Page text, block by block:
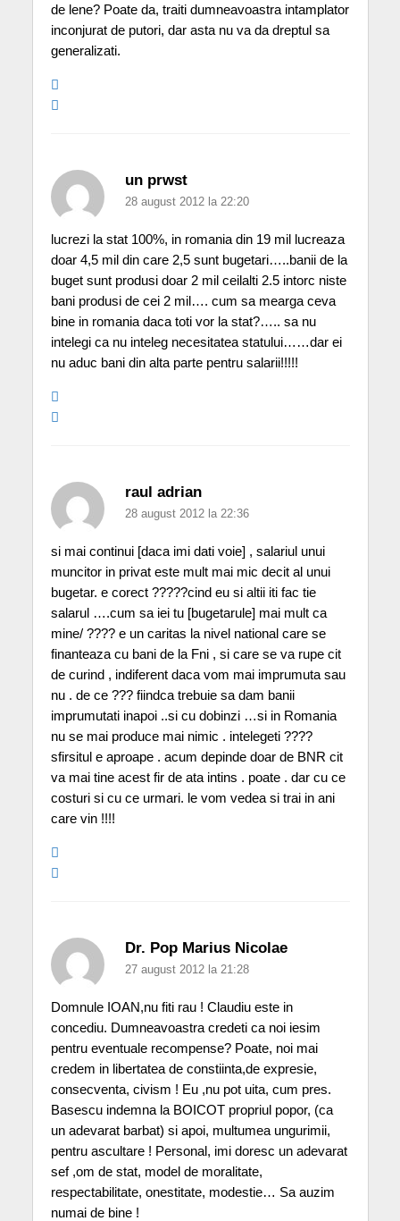
de lene? Poate da, traiti dumneavoastra intamplator
inconjurat de putori, dar asta nu va da dreptul sa
generalizati.
un prwst
28 august 2012 la 22:20
lucrezi la stat 100%, in romania din 19 mil lucreaza
doar 4,5 mil din care 2,5 sunt bugetari…..banii de la
buget sunt produsi doar 2 mil ceilalti 2.5 intorc niste
bani produsi de cei 2 mil…. cum sa mearga ceva
bine in romania daca toti vor la stat?….. sa nu
intelegi ca nu inteleg necesitatea statului……dar ei
nu aduc bani din alta parte pentru salarii!!!!!
raul adrian
28 august 2012 la 22:36
si mai continui [daca imi dati voie] , salariul unui
muncitor in privat este mult mai mic decit al unui
bugetar. e corect ?????cind eu si altii iti fac tie
salarul ….cum sa iei tu [bugetarule] mai mult ca
mine/ ???? e un caritas la nivel national care se
finanteaza cu bani de la Fni , si care se va rupe cit
de curind , indiferent daca vom mai imprumuta sau
nu . de ce ??? fiindca trebuie sa dam banii
imprumutati inapoi ..si cu dobinzi …si in Romania
nu se mai produce mai nimic . intelegeti ????
sfirsitul e aproape . acum depinde doar de BNR cit
va mai tine acest fir de ata intins . poate . dar cu ce
costuri si cu ce urmari. le vom vedea si trai in ani
care vin !!!!
Dr. Pop Marius Nicolae
27 august 2012 la 21:28
Domnule IOAN,nu fiti rau ! Claudiu este in
concediu. Dumneavoastra credeti ca noi iesim
pentru eventuale recompense? Poate, noi mai
credem in libertatea de constiinta,de expresie,
consecventa, civism ! Eu ,nu pot uita, cum pres.
Basescu indemna la BOICOT propriul popor, (ca
un adevarat barbat) si apoi, multumea ungurimii,
pentru ascultare ! Personal, imi doresc un adevarat
sef ,om de stat, model de moralitate,
respectabilitate, onestitate, modestie… Sa auzim
numai de bine !